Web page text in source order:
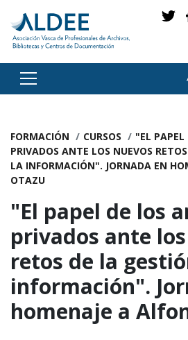
FORMACIÓN CURSOS
"EL PAPEL
PRIVADOS ANTE LOS NUEVOS
LA INFORMACIÓN". JORNADA EN
OTAZU
"El papel de los
privados ante
retos de la
información".
homenaje a